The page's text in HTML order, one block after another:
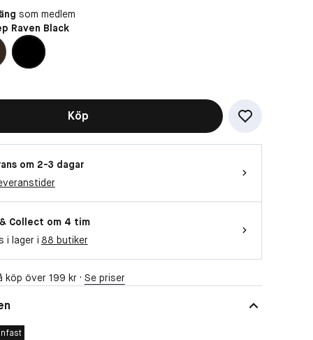
Raven Black
som medlem
Köp
om 2-3 dagar
Collect om 4 tim
i lager i 88 butiker
köp över 199 kr · Se priser